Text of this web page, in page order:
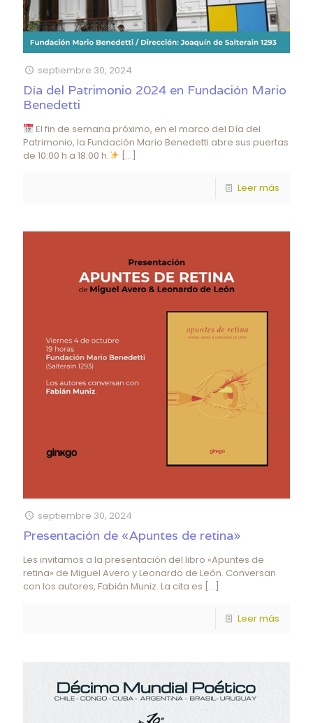
septiembre 30, 2024
Día del Patrimonio 2024 en Fundación Mario
Benedetti
El fin de semana próximo, en el marco del Día del
Patrimonio, la Fundación Mario Benedetti abre sus puertas
de 10:00 h a 18:00 h.
[…]
Leer más
septiembre 30, 2024
Presentación de «Apuntes de retina»
Les invitamos a la presentación del libro «Apuntes de
retina» de Miguel Avero y Leonardo de León. Conversan
con los autores, Fabián Muniz. La cita es […]
Leer más